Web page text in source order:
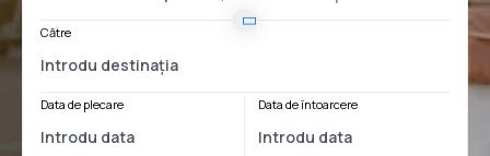
Către
Data de plecare Data de întoarcere